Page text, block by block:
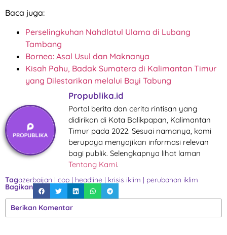
Baca juga:
Perselingkuhan Nahdlatul Ulama di Lubang
Tambang
Borneo: Asal Usul dan Maknanya
Kisah Pahu, Badak Sumatera di Kalimantan Timur
yang Dilestarikan melalui Bayi Tabung
Propublika.id
Portal berita dan cerita rintisan yang
didirikan di Kota Balikpapan, Kalimantan
Timur pada 2022. Sesuai namanya, kami
berupaya menyajikan informasi relevan
bagi publik. Selengkapnya lihat laman
Tentang Kami.
Tagazerbaijan | cop | headline | krisis iklim | perubahan iklim
Bagikan
Berikan Komentar